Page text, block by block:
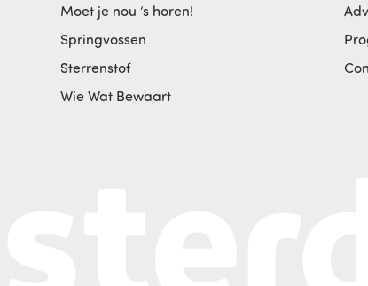
Moet je nou ‘s horen!
Springvossen
Sterrenstof
Wie Wat Bewaart